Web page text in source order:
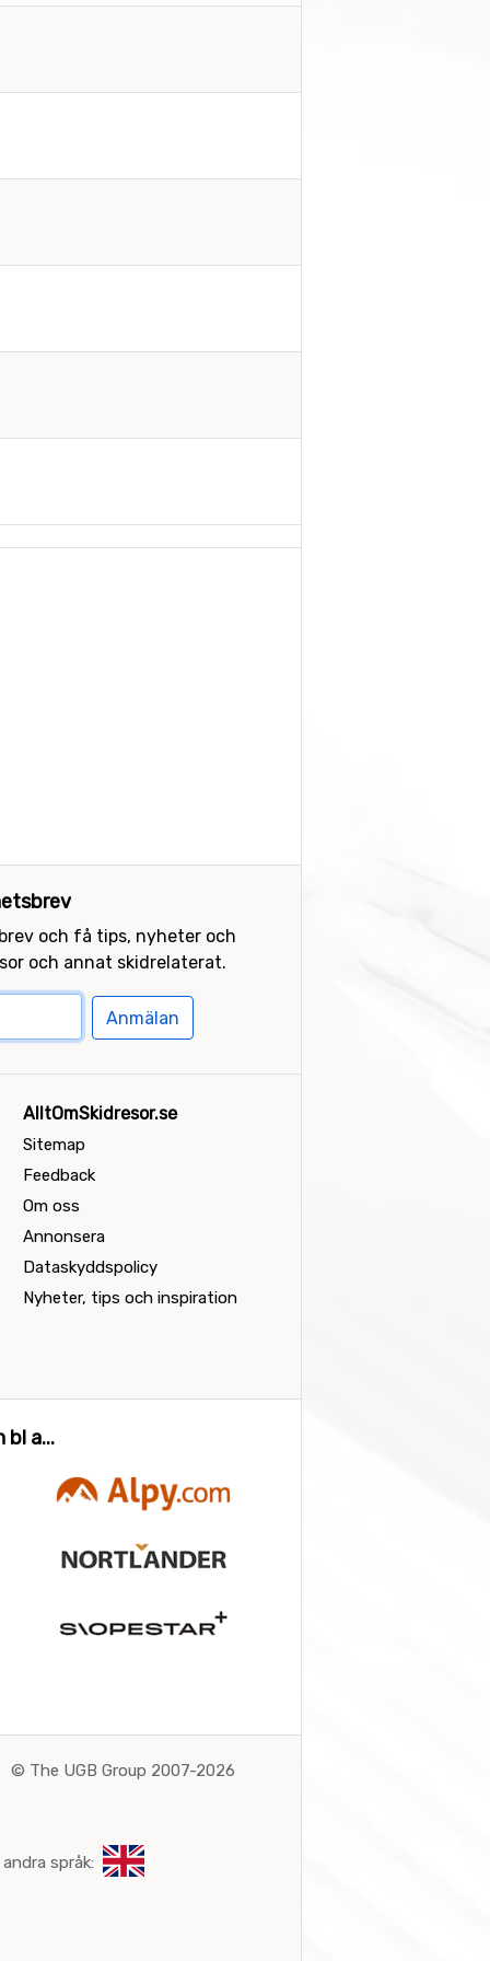
och få tips, nyheter och
och annat skidrelaterat.
Anmälan
AlltOmSkidresor.se
Sitemap
Feedback
Om oss
Annonsera
Dataskyddspolicy
Nyheter, tips och inspiration
bl a...
© The UGB Group 2007-2026
språk: